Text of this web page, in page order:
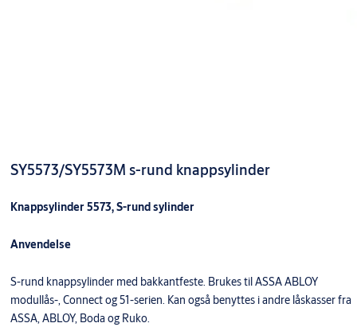
SY5573/SY5573M s-rund knappsylinder
Knappsylinder 5573, S-rund sylinder
Anvendelse
S-rund knappsylinder med bakkantfeste. Brukes til ASSA ABLOY
modullås-, Connect og 51-serien. Kan også benyttes i andre låskasser fra
ASSA, ABLOY, Boda og Ruko.